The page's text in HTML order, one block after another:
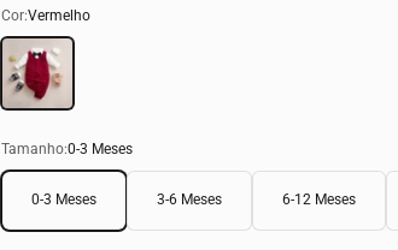
Cor:Vermelho
Vermelho
Tamanho:0-3 Meses
0-3 Meses 3-6 Meses 6-12 Meses